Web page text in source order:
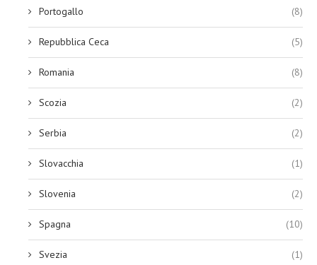
Portogallo (8)
Repubblica Ceca (5)
Romania (8)
Scozia (2)
Serbia (2)
Slovacchia (1)
Slovenia (2)
Spagna (10)
Svezia (1)